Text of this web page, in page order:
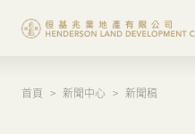
集團概覽
首頁 > 新聞中心 > 新聞稿